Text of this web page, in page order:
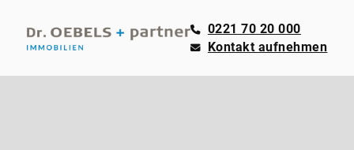
0221 70 20 000
Kontakt aufnehmen